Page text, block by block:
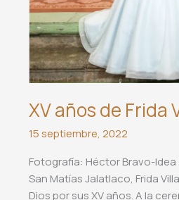
XV años de Frida
15 septiembre, 2022
Fotografía: Héctor Bravo-Idea
San Matías Jalatlaco, Frida
Dios por sus XV años. A la